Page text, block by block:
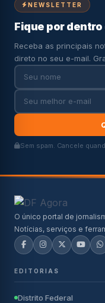
NEWSLETTER
Fique por dentro
Receba as principais
direto no seu e-mail.
Sem spam. Cancele
O único portal de
Notícias, serviços e
EDITORIAS
Distrito Federal